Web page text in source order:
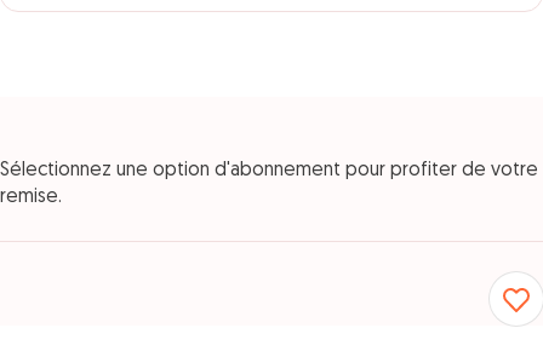
Sélectionnez une option d'abonnement pour profiter de votre
remise.